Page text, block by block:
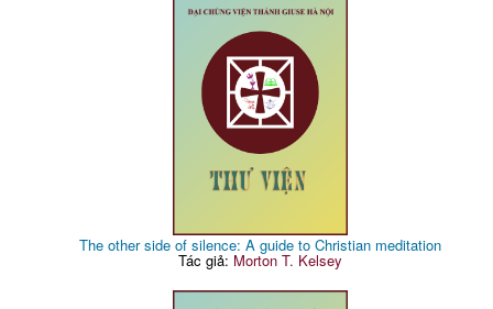
The other side of silence: A guide to Christian meditation
Tác giả: Morton T. Kelsey